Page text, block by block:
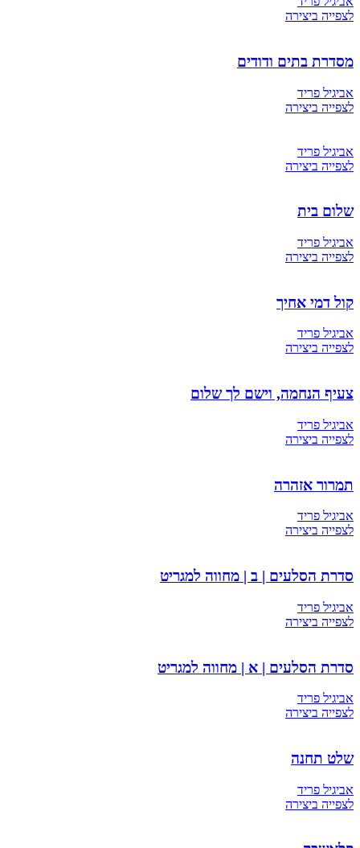
לצפייה ביצירה
מסדרת בתים ודודים
אביגיל פריד
לצפייה ביצירה
אביגיל פריד
לצפייה ביצירה
שלום בית
אביגיל פריד
לצפייה ביצירה
קול דמי אחיך
אביגיל פריד
לצפייה ביצירה
צעיף הנחמה, וישם לך שלום
אביגיל פריד
לצפייה ביצירה
תמרור אזהרה
אביגיל פריד
לצפייה ביצירה
סדרת הסלעים | ב | מחווה למגריט
אביגיל פריד
לצפייה ביצירה
סדרת הסלעים | א | מחווה למגריט
אביגיל פריד
לצפייה ביצירה
שלט תחנה
אביגיל פריד
לצפייה ביצירה